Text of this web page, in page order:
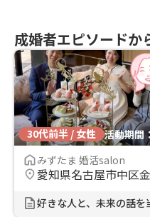
成婚者エピソードか
30代前半 / 女性
活動期間
みずたま 婚活salon
愛知県名古屋市中区